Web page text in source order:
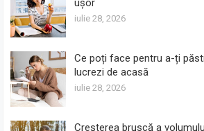
ușor
iulie 28, 2026
Ce poți face pentru a-ți
lucrezi de acasă
iulie 28, 2026
Creșterea bruscă a